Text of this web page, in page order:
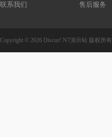
联系我们
售后服务
Copyright © 2026 Discuz! N7演示站 版权所有